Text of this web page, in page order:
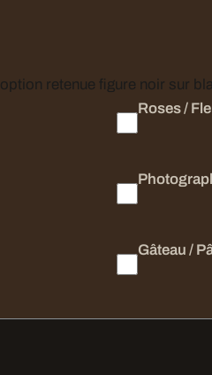
Cochez ce qui vous intéresse. Rien n’est ajouté d’office :
Roses /
Gâteau /